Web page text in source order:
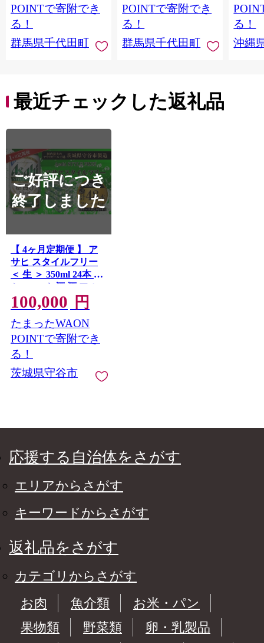
POINTで寄附でき
る！
群馬県千代田町
POINTで寄附でき
る！
群馬県千代田町
麦芽3
化し
すめ
重瀬
る！
沖縄
最近チェックした返礼品
ご好評につき
終了しました
【 4ヶ月定期便 】 ア
サヒ スタイルフリー
＜ 生 ＞ 350ml 24本 2
ケース | お酒 酒 アル
コール ビール 発泡酒
缶ビール 缶 晩酌 贅沢
旨味 香り コク 缶飲料
定期 定期配送 糖質0
100,000 円
たまったWAON
POINTで寄附でき
る！
茨城県守谷市
応援する自治体をさがす
エリアからさがす
キーワードからさがす
返礼品をさがす
カテゴリからさがす
お肉
魚介類
お米・パン
果物類
野菜類
卵・乳製品